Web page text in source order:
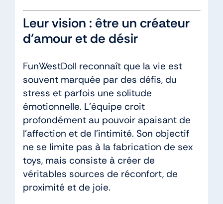
Leur vision : être un créateur
d’amour et de désir
FunWestDoll reconnaît que la vie est
souvent marquée par des défis, du
stress et parfois une solitude
émotionnelle. L’équipe croit
profondément au pouvoir apaisant de
l’affection et de l’intimité. Son objectif
ne se limite pas à la fabrication de sex
toys, mais consiste à créer de
véritables sources de réconfort, de
proximité et de joie.